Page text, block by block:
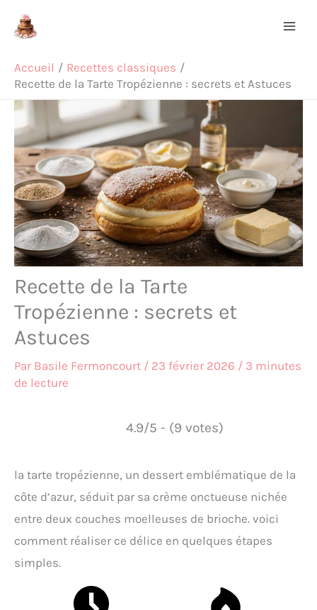
Accueil
Recettes classiques
Recette de la Tarte Tropézienne : secrets et Astuces
Recette de la Tarte
Tropézienne : secrets et
Astuces
Par Basile Fermoncourt / 23 février 2026 / 3 minutes
de lecture
4.9/5 - (9 votes)
la tarte tropézienne, un dessert emblématique de la
côte d’azur, séduit par sa crème onctueuse nichée
entre deux couches moelleuses de brioche. voici
comment réaliser ce délice en quelques étapes
simples.
Rechercher